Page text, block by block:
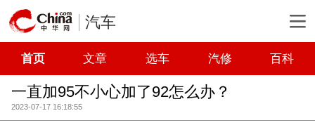
汽车
首页 文章 选车 汽修 百科
一直加95不小心加了92怎么办？
2023-07-17 16:18:55